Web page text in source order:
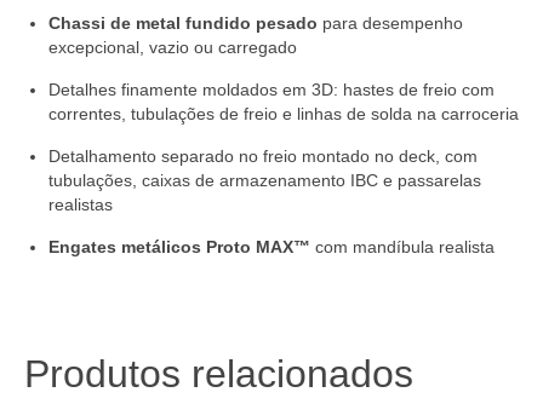
Chassi de metal fundido pesado para desempenho
excepcional, vazio ou carregado
Detalhes finamente moldados em 3D: hastes de freio com
correntes, tubulações de freio e linhas de solda na carroceria
Detalhamento separado no freio montado no deck, com
tubulações, caixas de armazenamento IBC e passarelas
realistas
Engates metálicos Proto MAX™ com mandíbula realista
Produtos relacionados